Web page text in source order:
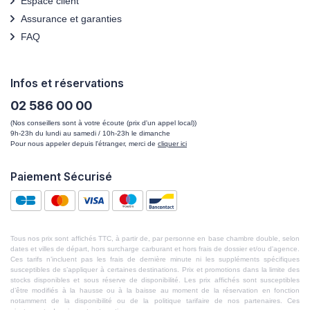
Assurance et garanties
FAQ
Infos et réservations
02 586 00 00
(Nos conseillers sont à votre écoute (prix d'un appel local))
9h-23h du lundi au samedi / 10h-23h le dimanche
Pour nous appeler depuis l'étranger, merci de cliquer ici
Paiement Sécurisé
Tous nos prix sont affichés TTC, à partir de, par personne en base chambre double, selon
dates et villes de départ, hors surcharge carburant et hors frais de dossier et/ou d'agence.
Ces tarifs n’incluent pas les frais de dernière minute ni les suppléments spécifiques
susceptibles de s’appliquer à certaines destinations. Prix et promotions dans la limite des
stocks disponibles et sous réserve de disponibilité. Les prix affichés sont susceptibles
d’être modifiés à la hausse ou à la baisse au moment de la réservation en fonction
notamment de la disponibilité ou de la politique tarifaire de nos partenaires. Ces